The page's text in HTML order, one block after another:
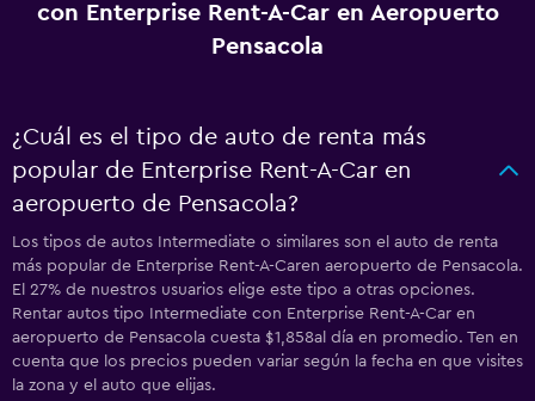
con Enterprise Rent-A-Car en Aeropuerto
Pensacola
¿Cuál es el tipo de auto de renta más
popular de Enterprise Rent-A-Car en
aeropuerto de Pensacola?
Los tipos de autos Intermediate o similares son el auto de renta
más popular de Enterprise Rent-A-Caren aeropuerto de Pensacola.
El 27% de nuestros usuarios elige este tipo a otras opciones.
Rentar autos tipo Intermediate con Enterprise Rent-A-Car en
aeropuerto de Pensacola cuesta $1,858al día en promedio. Ten en
cuenta que los precios pueden variar según la fecha en que visites
la zona y el auto que elijas.